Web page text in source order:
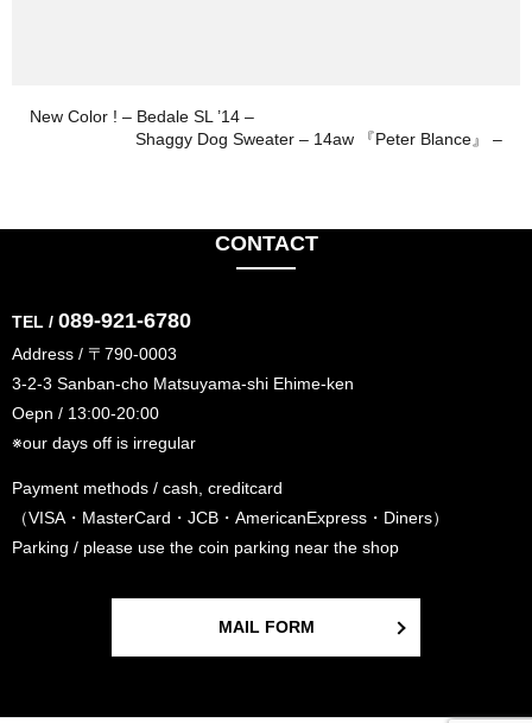
New Color ! – Bedale SL ’14 –
Shaggy Dog Sweater – 14aw 『Peter Blance』 –
CONTACT
TEL / 089-921-6780
Address / 〒790-0003
3-2-3 Sanban-cho Matsuyama-shi Ehime-ken
Oepn / 13:00-20:00
※our days off is irregular
Payment methods / cash, creditcard
（VISA・MasterCard・JCB・AmericanExpress・Diners）
Parking / please use the coin parking near the shop
MAIL FORM